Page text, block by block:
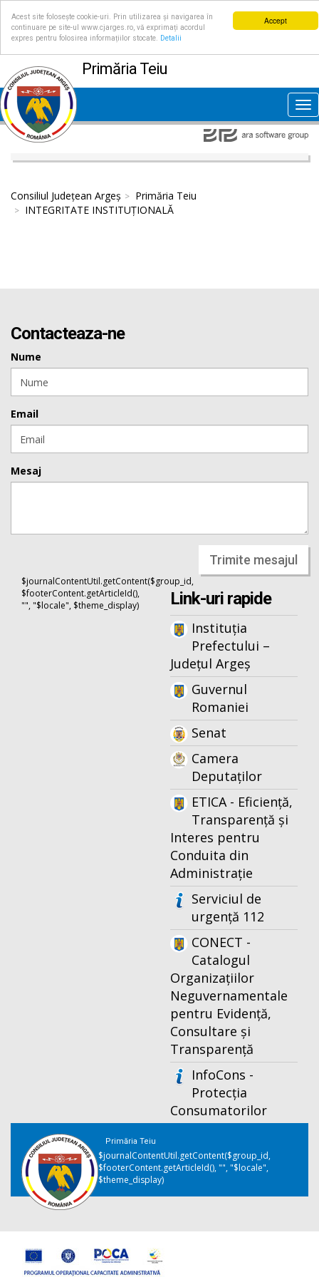
Accept
Acest site folosește cookie-uri. Prin utilizarea și navigarea în
continuare pe site-ul www.cjarges.ro, vă exprimați acordul
expres pentru folosirea informațiilor stocate.
Detalii
Primăria Teiu
Consiliul Județean Argeș
Primăria Teiu
INTEGRITATE INSTITUȚIONALĂ
Contacteaza-ne
Nume
Email
Mesaj
Trimite mesajul
$journalContentUtil.getContent($group_id,
$footerContent.getArticleId(),
"", "$locale", $theme_display)
Link-uri rapide
Instituția
Prefectului –
Județul Argeș
Guvernul
Romaniei
Senat
Camera
Deputaților
ETICA - Eficiență,
Transparență și
Interes pentru
Conduita din
Administrație
Serviciul de
urgență 112
CONECT -
Catalogul
Organizațiilor
Neguvernamentale
pentru Evidență,
Consultare și
Transparență
InfoCons -
Protecția
Consumatorilor
Primăria Teiu
$journalContentUtil.getContent($group_id,
$footerContent.getArticleId(), "", "$locale",
$theme_display)